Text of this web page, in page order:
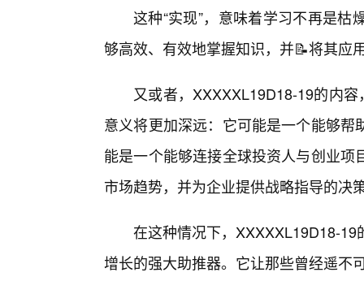
这种“实现”，意味着学习不再是
够高效、有效地掌握知识，并📝将其应
又或者，XXXXXL19D18-19的内
意义将更加深远：它可能是一个能够
能是一个能够连接全球投资人与创业
市场趋势，并为企业提供战略指导的决
在这种情况下，XXXXXL19D18-
增长的强大助推器。它让那些曾经遥不